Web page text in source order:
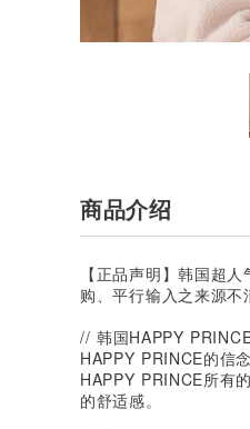
商品介绍
【正品声明】韩国超
购、平行输入之来源不
// 韩国HAPPY
HAPPY PRINCE的信
HAPPY PRINCE所有
的舒适感。